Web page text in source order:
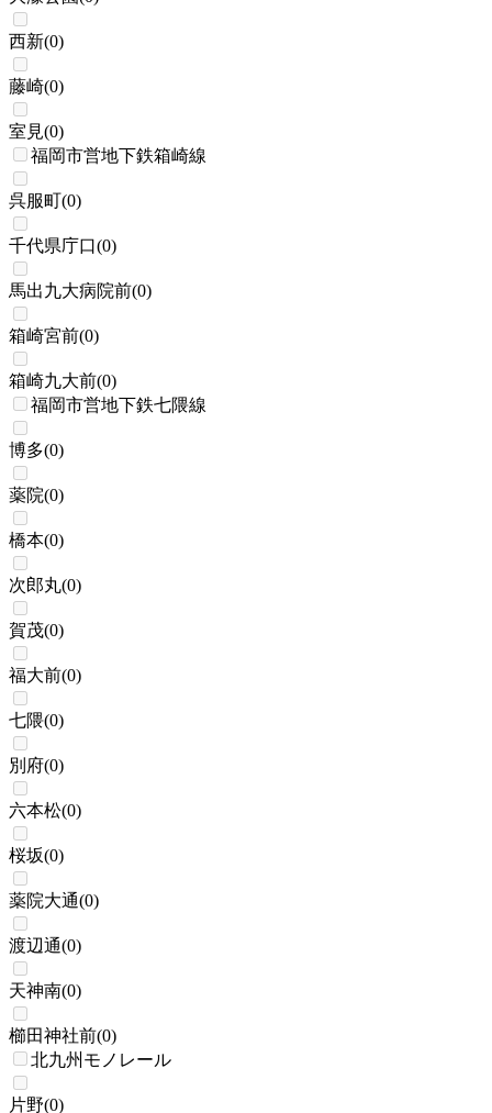
西新(0)
藤崎(0)
室見(0)
福岡市営地下鉄箱崎線
呉服町(0)
千代県庁口(0)
馬出九大病院前(0)
箱崎宮前(0)
箱崎九大前(0)
福岡市営地下鉄七隈線
博多(0)
薬院(0)
橋本(0)
次郎丸(0)
賀茂(0)
福大前(0)
七隈(0)
別府(0)
六本松(0)
桜坂(0)
薬院大通(0)
渡辺通(0)
天神南(0)
櫛田神社前(0)
北九州モノレール
片野(0)